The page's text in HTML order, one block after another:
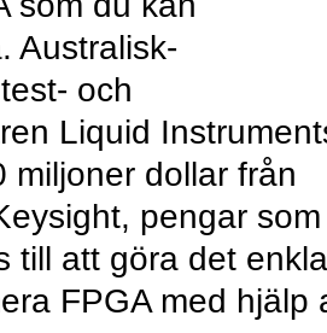
Australisk-
och
Liquid
miljoner dollar från
pengar som
till att göra det
FPGA med hjälp